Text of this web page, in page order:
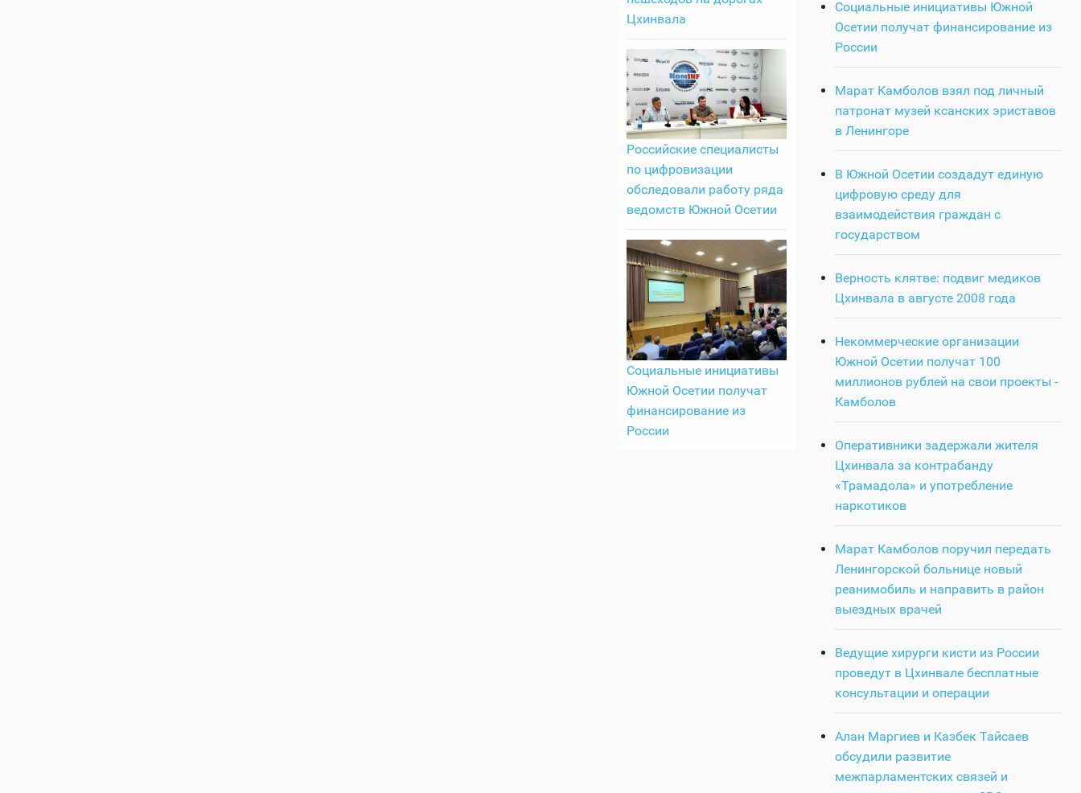
Цхинвала
Российские специалисты
по цифровизации
обследовали работу ряда
ведомств Южной Осетии
Социальные инициативы
Южной Осетии получат
финансирование из
России
Социальные инициативы Южной
Осетии получат финансирование из
России
Марат Камболов взял под личный
патронат музей ксанских эриставов
в Ленингоре
В Южной Осетии создадут единую
цифровую среду для
взаимодействия граждан с
государством
Верность клятве: подвиг медиков
Цхинвала в августе 2008 года
Некоммерческие организации
Южной Осетии получат 100
миллионов рублей на свои проекты -
Камболов
Оперативники задержали жителя
Цхинвала за контрабанду
«Трамадола» и употребление
наркотиков
Марат Камболов поручил передать
Ленингорской больнице новый
реанимобиль и направить в район
выездных врачей
Ведущие хирурги кисти из России
проведут в Цхинвале бесплатные
консультации и операции
Алан Маргиев и Казбек Тайсаев
обсудили развитие
межпарламентских связей и